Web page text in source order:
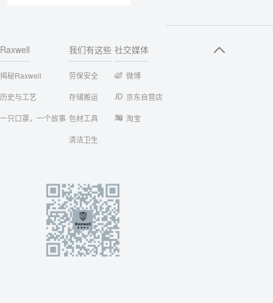
Raxwell
揭秘Raxwell
历史与工艺
一只口罩，一个故事
我们有这些
劳保安全
存储搬运
包材工具
清洁卫生
社交媒体
微博
京东自营店
淘宝